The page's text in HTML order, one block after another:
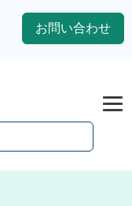
お問い合わせ